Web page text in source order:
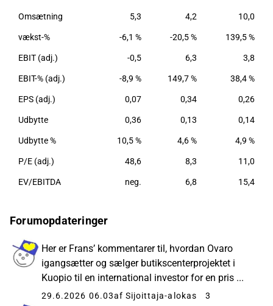
Omsætning 5,3 4,2 10,0
vækst-% -6,1 % -20,5 % 139,5 %
EBIT (adj.) -0,5 6,3 3,8
EBIT-% (adj.) -8,9 % 149,7 % 38,4 %
EPS (adj.) 0,07 0,34 0,26
Udbytte 0,36 0,13 0,14
Udbytte % 10,5 % 4,6 % 4,9 %
P/E (adj.) 48,6 8,3 11,0
EV/EBITDA neg. 6,8 15,4
Forumopdateringer
Her er Frans’ kommentarer til, hvordan Ovaro
igangsætter og sælger butikscenterprojektet i
Kuopio til en international investor for en pris ...
29.6.2026 06.03af Sijoittaja-alokas 3